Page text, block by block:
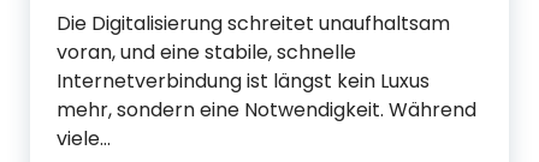
Die Digitalisierung schreitet unaufhaltsam
voran, und eine stabile, schnelle
Internetverbindung ist längst kein Luxus
mehr, sondern eine Notwendigkeit. Während
viele…